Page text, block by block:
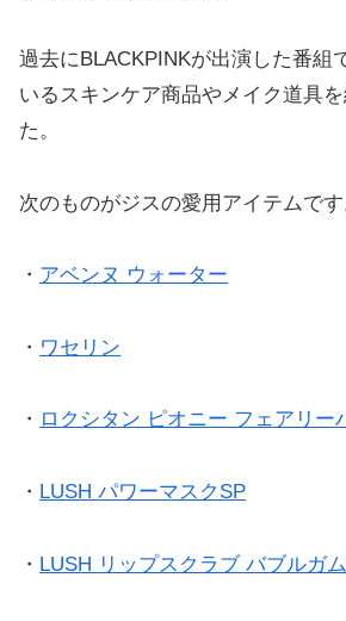
過去にBLACKPINKが出演した番組
いるスキンケア商品やメイク道具
た。
次のものがジスの愛用アイテムです
・ アベンヌ ウォーター
・ ワセリン
・ ロクシタン ピオニー フェアリー
・ LUSH パワーマスクSP
・ LUSH リップスクラブ バブルガ